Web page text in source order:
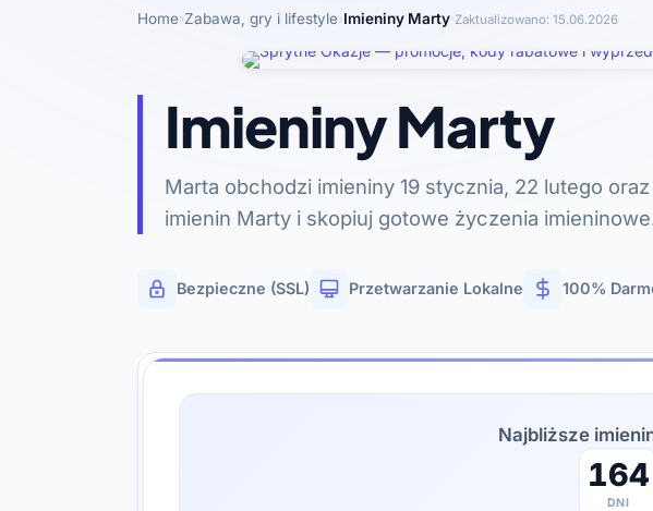
Home›Zabawa, gry i lifestyle›Imieniny Marty·Zaktualizowano: 15.06.2026
Imieniny Marty
Marta obchodzi imieniny 19 stycznia, 22 lutego
imienin Marty i skopiuj gotowe życzenia
Bezpieczne (SSL) Przetwarzanie Lokalne 100%
Najbliższe
164
DNI